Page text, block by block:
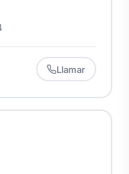
Llamar